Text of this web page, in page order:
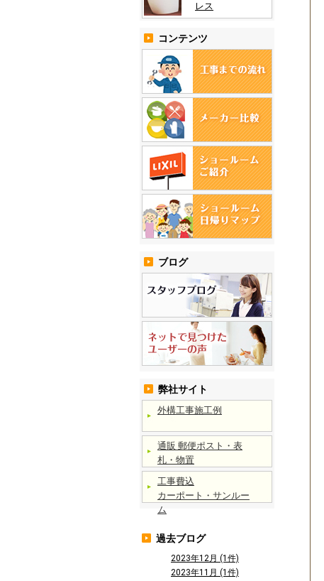
レス
コンテンツ
ブログ
弊社サイト
外構工事施工例
通販 郵便ポスト・表
札・物置
工事費込
カーポート・サンルー
ム
過去ブログ
2023年12月 (1件)
2023年11月 (1件)